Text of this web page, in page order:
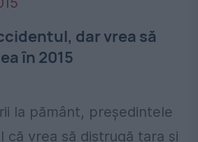
dar vrea să
în 2015
la pământ, președintele
că vrea să distrugă țara și